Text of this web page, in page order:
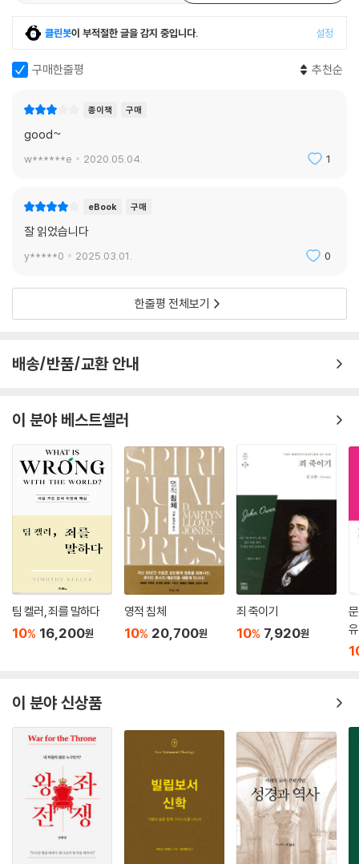
클린봇이 부적절한 글을 감지 중입니다. 설정
구매한줄평 추천순
종이책 구매
good~
w******e 2020.05.04. 1
eBook 구매
잘 읽었습니다
y*****0 2025.03.01. 0
한줄평 전체보기
배송/반품/교환 안내
이 분야 베스트셀러
팀 켈러, 죄를 말하다
10% 16,200원
영적 침체
10% 20,700원
죄 죽이기
10% 7,920원
이 분야 신상품